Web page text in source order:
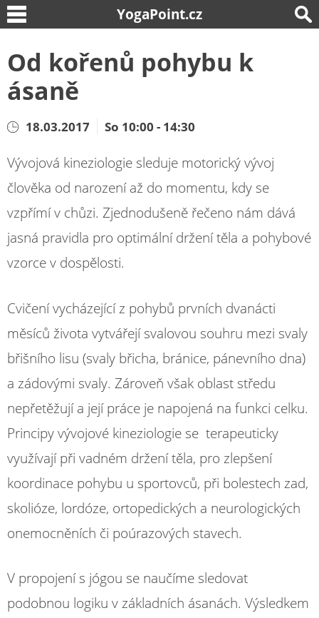
YogaPoint.cz
Od kořenů pohybu k
ásaně
18.03.2017 So 10:00 - 14:30
Vývojová kineziologie sleduje motorický vývoj
člověka od narození až do momentu, kdy se
vzpřímí v chůzi. Zjednodušeně řečeno nám dává
jasná pravidla pro optimální držení těla a pohybové
vzorce v dospělosti.
Cvičení vycházející z pohybů prvních dvanácti
měsíců života vytvářejí svalovou souhru mezi svaly
břišního lisu (svaly břicha, bránice, pánevního dna)
a zádovými svaly. Zároveň však oblast středu
nepřetěžují a její práce je napojená na funkci celku.
Principy vývojové kineziologie se terapeuticky
využívají při vadném držení těla, pro zlepšení
koordinace pohybu u sportovců, při bolestech zad,
skolióze, lordóze, ortopedických a neurologických
onemocněních či poúrazových stavech.
V propojení s jógou se naučíme sledovat
podobnou logiku v základních ásanách. Výsledkem